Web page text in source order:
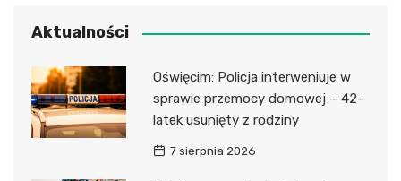
Aktualności
Oświęcim: Policja interweniuje w
sprawie przemocy domowej – 42-
latek usunięty z rodziny
7 sierpnia 2026